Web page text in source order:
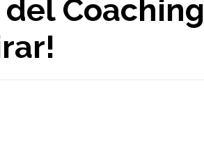
del Coaching